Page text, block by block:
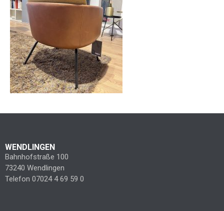
WENDLINGEN
Bahnhofstraße 100
73240 Wendlingen
Telefon 07024 4 69 59 0